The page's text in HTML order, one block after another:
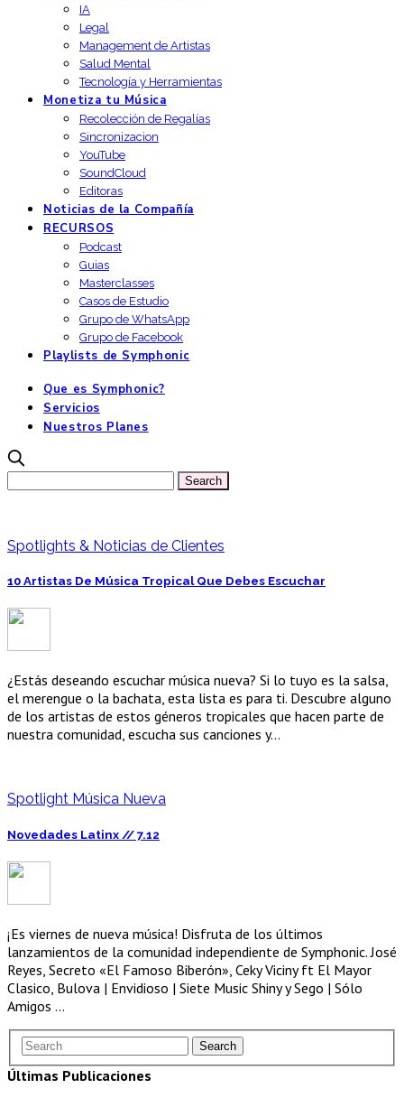
IA
Legal
Management de Artistas
Salud Mental
Tecnología y Herramientas
Monetiza tu Música
Recolección de Regalías
Sincronizacion
YouTube
SoundCloud
Editoras
Noticias de la Compañía
RECURSOS
Podcast
Guias
Masterclasses
Casos de Estudio
Grupo de WhatsApp
Grupo de Facebook
Playlists de Symphonic
Que es Symphonic?
Servicios
Nuestros Planes
Spotlights & Noticias de Clientes
10 Artistas De Música Tropical Que Debes Escuchar
¿Estás deseando escuchar música nueva? Si lo tuyo es la salsa,
el merengue o la bachata, esta lista es para ti. Descubre alguno
de los artistas de estos géneros tropicales que hacen parte de
nuestra comunidad, escucha sus canciones y…
Spotlight Música Nueva
Novedades Latinx // 7.12
¡Es viernes de nueva música! Disfruta de los últimos
lanzamientos de la comunidad independiente de Symphonic. José
Reyes, Secreto «El Famoso Biberón», Ceky Viciny ft El Mayor
Clasico, Bulova | Envidioso | Siete Music Shiny y Sego | Sólo
Amigos …
Últimas Publicaciones